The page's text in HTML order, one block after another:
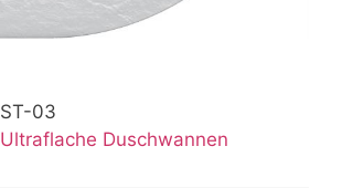
ST-03
Ultraflache Duschwannen